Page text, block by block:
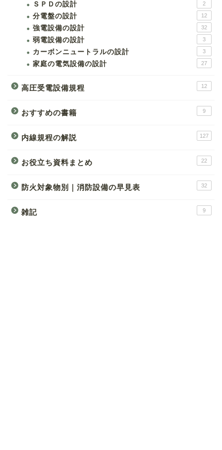
ＳＰＤの設計 2
分電盤の設計 12
強電設備の設計 32
弱電設備の設計 3
カーボンニュートラルの設計 3
家庭の電気設備の設計 27
高圧受電設備規程 12
おすすめの書籍 9
内線規程の解説 127
お役立ち資料まとめ 22
防火対象物別｜消防設備の早見表 32
雑記 9